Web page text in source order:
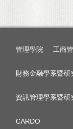
管理學院 工商
財務金融學系暨研
資訊管理學系暨研
CARDO